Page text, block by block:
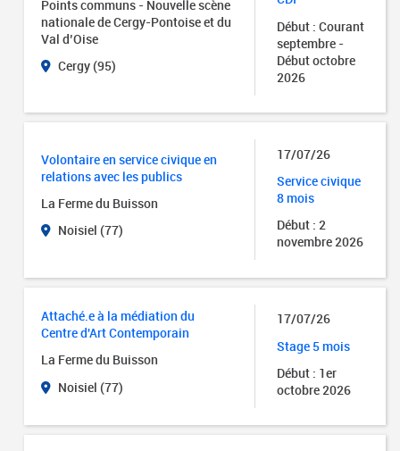
Points communs - Nouvelle scène
nationale de Cergy-Pontoise et du
Val d’Oise
Cergy (95)
Début : Courant
septembre -
Début octobre
2026
Volontaire en service civique en
relations avec les publics
La Ferme du Buisson
Noisiel (77)
17/07/26
Service civique
8 mois
Début : 2
novembre 2026
Attaché.e à la médiation du
Centre d'Art Contemporain
La Ferme du Buisson
Noisiel (77)
17/07/26
Stage 5 mois
Début : 1er
octobre 2026